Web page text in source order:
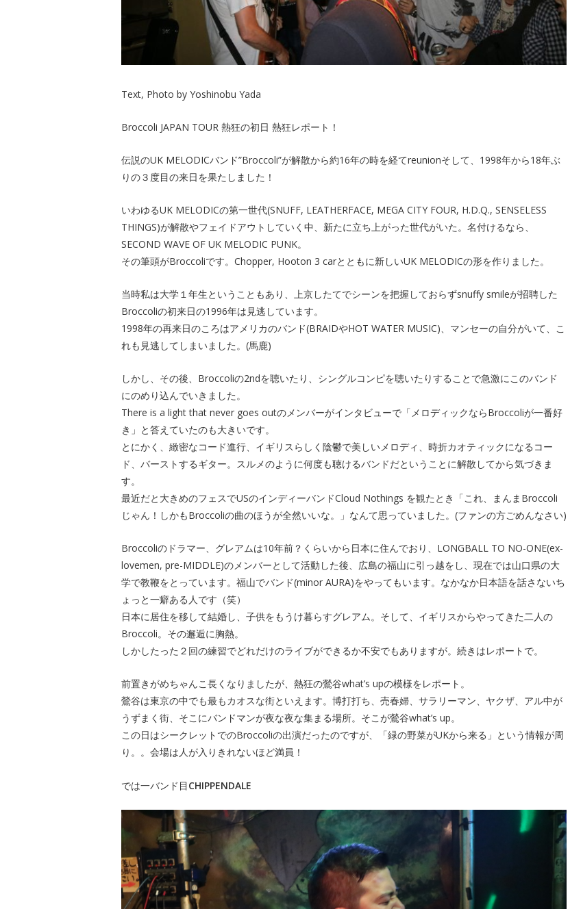
Text, Photo by Yoshinobu Yada
Broccoli JAPAN TOUR 熱狂の初日 熱狂レポート！
伝説のUK MELODICバンド”Broccoli”が解散から約16年の時を経てreunionそして、1998年から18年ぶ
りの３度目の来日を果たしました！
いわゆるUK MELODICの第一世代(SNUFF, LEATHERFACE, MEGA CITY FOUR, H.D.Q., SENSELESS
THINGS)が解散やフェイドアウトしていく中、新たに立ち上がった世代がいた。名付けるなら、
SECOND WAVE OF UK MELODIC PUNK。
その筆頭がBroccoliです。Chopper, Hooton 3 carとともに新しいUK MELODICの形を作りました。
当時私は大学１年生ということもあり、上京したてでシーンを把握しておらずsnuffy smileが招聘した
Broccoliの初来日の1996年は見逃しています。
1998年の再来日のころはアメリカのバンド(BRAIDやHOT WATER MUSIC)、マンセーの自分がいて、こ
れも見逃してしまいました。(馬鹿)
しかし、その後、Broccoliの2ndを聴いたり、シングルコンピを聴いたりすることで急激にこのバンド
にのめり込んでいきました。
There is a light that never goes outのメンバーがインタビューで「メロディックならBroccoliが一番好
き」と答えていたのも大きいです。
とにかく、緻密なコード進行、イギリスらしく陰鬱で美しいメロディ、時折カオティックになるコー
ド、バーストするギター。スルメのように何度も聴けるバンドだということに解散してから気づきま
す。
最近だと大きめのフェスでUSのインディーバンドCloud Nothings を観たとき「これ、まんまBroccoli
じゃん！しかもBroccoliの曲のほうが全然いいな。」なんて思っていました。(ファンの方ごめんなさい)
Broccoliのドラマー、グレアムは10年前？くらいから日本に住んでおり、LONGBALL TO NO-ONE(ex-
lovemen, pre-MIDDLE)のメンバーとして活動した後、広島の福山に引っ越をし、現在では山口県の大
学で教鞭をとっています。福山でバンド(minor AURA)をやってもいます。なかなか日本語を話さないち
ょっと一癖ある人です（笑）
日本に居住を移して結婚し、子供をもうけ暮らすグレアム。そして、イギリスからやってきた二人の
Broccoli。その邂逅に胸熱。
しかしたった２回の練習でどれだけのライブができるか不安でもありますが。続きはレポートで。
前置きがめちゃんこ長くなりましたが、熱狂の鶯谷what’s upの模様をレポート。
鶯谷は東京の中でも最もカオスな街といえます。博打打ち、売春婦、サラリーマン、ヤクザ、アル中が
うずまく街、そこにバンドマンが夜な夜な集まる場所。そこが鶯谷what’s up。
この日はシークレットでのBroccoliの出演だったのですが、「緑の野菜がUKから来る」という情報が周
り。。会場は人が入りきれないほど満員！
では一バンド目CHIPPENDALE